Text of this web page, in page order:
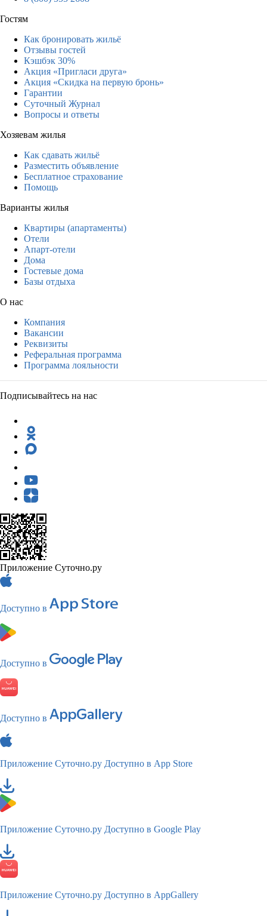
Гостям
Как бронировать жильё
Отзывы гостей
Кэшбэк 30%
Акция «Пригласи друга»
Акция «Скидка на первую бронь»
Гарантии
Суточный Журнал
Вопросы и ответы
Хозяевам жилья
Как сдавать жильё
Разместить объявление
Бесплатное страхование
Помощь
Варианты жилья
Квартиры (апартаменты)
Отели
Апарт-отели
Дома
Гостевые дома
Базы отдыха
О нас
Компания
Вакансии
Реквизиты
Реферальная программа
Программа лояльности
Подписывайтесь на нас
Приложение Суточно.ру
Доступно в
Доступно в
Доступно в
Приложение Суточно.ру Доступно в App Store
Приложение Суточно.ру Доступно в Google Play
Приложение Суточно.ру Доступно в AppGallery